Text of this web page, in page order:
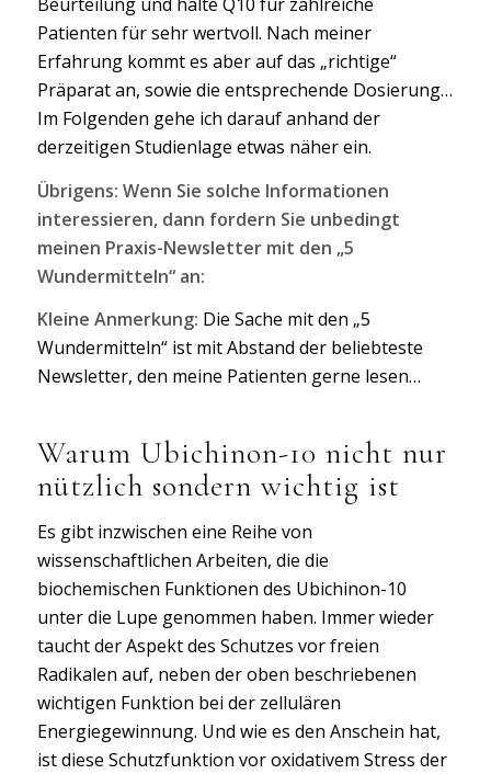
Patienten für sehr wertvoll. Nach meiner
Erfahrung kommt es aber auf das „richtige“
Präparat an, sowie die entsprechende Dosierung…
Im Folgenden gehe ich darauf anhand der
derzeitigen Studienlage etwas näher ein.
Übrigens: Wenn Sie solche Informationen
interessieren, dann fordern Sie unbedingt
meinen Praxis-Newsletter mit den „5
Wundermitteln“ an:
Kleine Anmerkung: Die Sache mit den „5
Wundermitteln“ ist mit Abstand der beliebteste
Newsletter, den meine Patienten gerne lesen…
Warum Ubichinon-10 nicht nur
nützlich sondern wichtig ist
Es gibt inzwischen eine Reihe von
wissenschaftlichen Arbeiten, die die
biochemischen Funktionen des Ubichinon-10
unter die Lupe genommen haben. Immer wieder
taucht der Aspekt des Schutzes vor freien
Radikalen auf, neben der oben beschriebenen
wichtigen Funktion bei der zellulären
Energiegewinnung. Und wie es den Anschein hat,
ist diese Schutzfunktion vor oxidativem Stress der